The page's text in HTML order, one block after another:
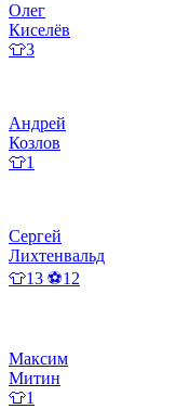
Олег
Киселёв
👕3
Андрей
Козлов
👕1
Сергей
Лихтенвальд
👕13 ⚽12
Максим
Митин
👕1